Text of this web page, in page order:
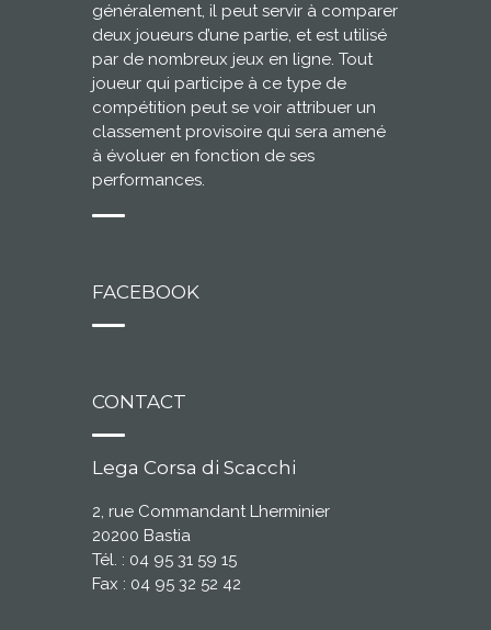
généralement, il peut servir à comparer
deux joueurs d’une partie, et est utilisé
par de nombreux jeux en ligne. Tout
joueur qui participe à ce type de
compétition peut se voir attribuer un
classement provisoire qui sera amené
à évoluer en fonction de ses
performances.
FACEBOOK
CONTACT
Lega Corsa di Scacchi
2, rue Commandant Lherminier
20200 Bastia
Tél. : 04 95 31 59 15
Fax : 04 95 32 52 42